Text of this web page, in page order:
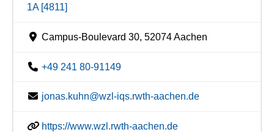
1A [4811]
Campus-Boulevard 30, 52074 Aachen
+49 241 80-91149
jonas.kuhn@wzl-iqs.rwth-aachen.de
https://www.wzl.rwth-aachen.de